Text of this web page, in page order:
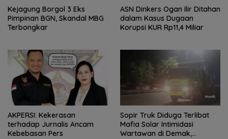
Kejagung Borgol 3 Eks
Pimpinan BGN, Skandal MBG
Terbongkar
ASN Dinkers Ogan Ilir Ditahan
dalam Kasus Dugaan
Korupsi KUR Rp11,4 Miliar
AKPERSI: Kekerasan
terhadap Jurnalis Ancam
Kebebasan Pers
Sopir Truk Diduga Terlibat
Mafia Solar Intimidasi
Wartawan di Demak,